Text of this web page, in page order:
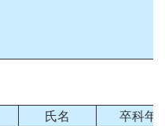
氏名
卒科年